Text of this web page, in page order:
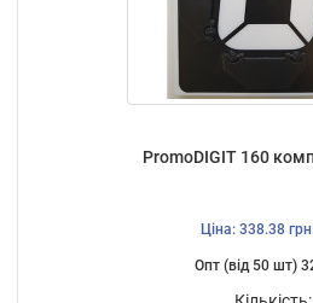
PromoDIGIT 160
Ціна: 338.38
Опт (від 50 шт)